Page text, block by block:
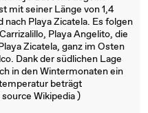
mit seiner Länge von 1,4
Playa Zicatela. Es folgen
Playa Angelito, die
Zicatela, ganz im Osten
Dank der südlichen Lage
in den Wintermonaten ein
beträgt
Wikipedia )